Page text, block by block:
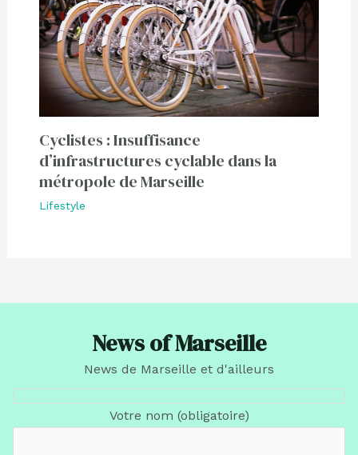
Cyclistes : Insuffisance
d’infrastructures cyclable dans la
métropole de Marseille
Lifestyle
News of Marseille
News de Marseille et d'ailleurs
Votre nom (obligatoire)